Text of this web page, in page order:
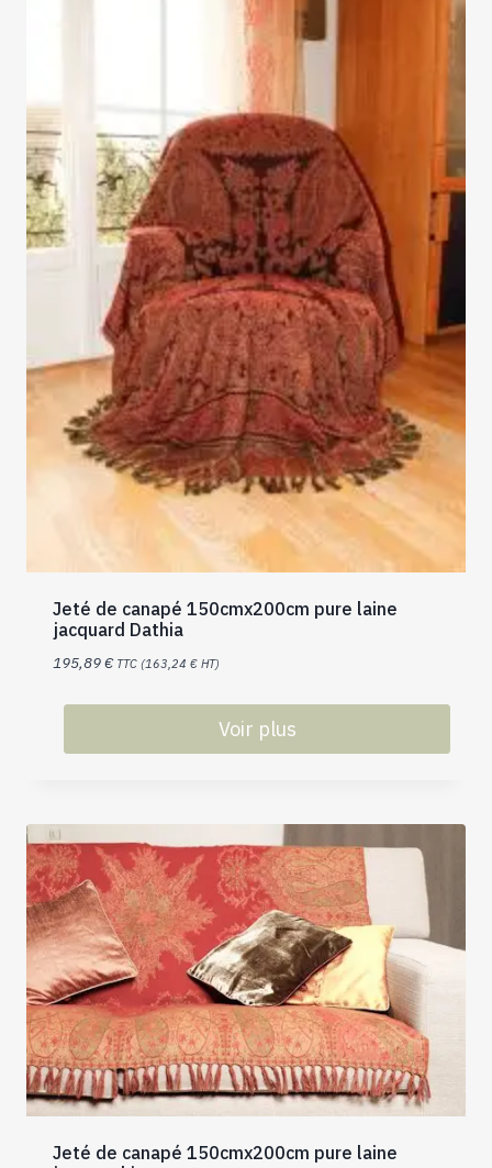
Jeté de canapé 150cmx200cm pure laine
jacquard Dathia
195,89€ TTC (163,24 € HT)
Voir plus
Jeté de canapé 150cmx200cm pure laine